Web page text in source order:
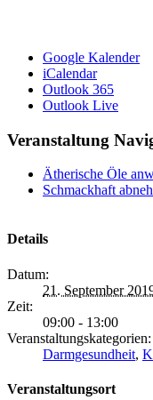
Google Kalender
iCalendar
Outlook 365
Outlook Live
Veranstaltung
Ätherische Öle
Schmackhaft
Details
Datum:
21. September
Zeit:
09:00 - 13:00
Veranstaltungskategorien:
Darmgesundheit,
Veranstaltungsort